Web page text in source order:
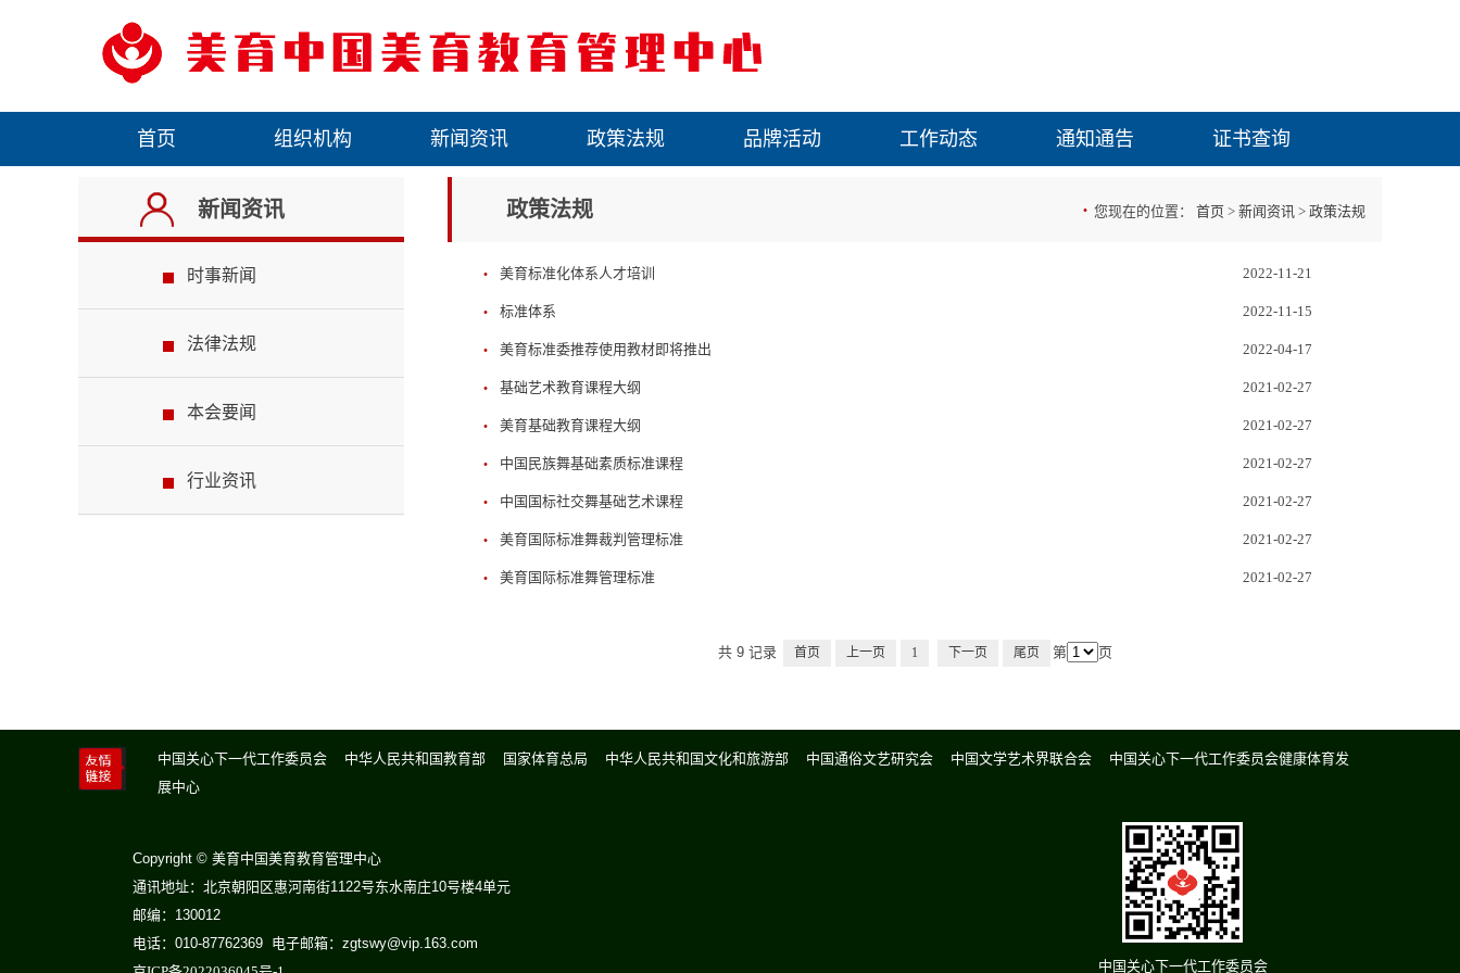
首页 组织机构 新闻资讯 政策法规 品牌活动 工作动态 通知通告 证书查询
新闻资讯
时事新闻
法律法规
本会要闻
行业资讯
政策法规 · 您现在的位置： 首页 > 新闻资讯 > 政策法规
· 美育标准化体系人才培训 2022-11-21
· 标准体系 2022-11-15
· 美育标准委推荐使用教材即将推出 2022-04-17
· 基础艺术教育课程大纲 2021-02-27
· 美育基础教育课程大纲 2021-02-27
· 中国民族舞基础素质标准课程 2021-02-27
· 中国国标社交舞基础艺术课程 2021-02-27
· 美育国际标准舞裁判管理标准 2021-02-27
· 美育国际标准舞管理标准 2021-02-27
共 9 记录 首页 上一页 1 下一页 尾页 第 页
中国关心下一代工作委员会 中华人民共和国教育部 国家体育总局 中华人民共和国文化和旅游部 中国通俗文艺研究会 中国文学艺术界联合会 中国关心下一代工作委员会健康体育发
展中心
Copyright © 美育中国美育教育管理中心
通讯地址：北京朝阳区惠河南街1122号东水南庄10号楼4单元
邮编：130012
电话：010-87762369 电子邮箱：zgtswy@vip.163.com
中国关心下一代工作委员会